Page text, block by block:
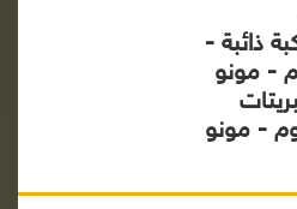
ذائبة -
- مونو
- مونو